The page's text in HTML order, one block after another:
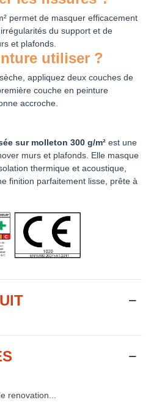
permet de masquer efficacement
du support et de
et plafonds.
utiliser ?
appliquez deux couches de
couche en peinture
accroche.
sur molleton 300 g/m² est une
murs et plafonds. Elle masque
thermique et acoustique,
finition parfaitement lisse, prête à
renovation...